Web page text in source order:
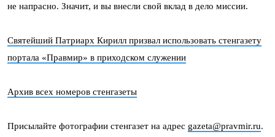
не напрасно. Значит, и вы внесли свой вклад в дело миссии.
Святейший Патриарх Кирилл призвал использовать стенгазету
портала «Правмир» в приходском служении
Архив всех номеров стенгазеты
Присылайте фотографии стенгазет на адрес gazeta@pravmir.ru.